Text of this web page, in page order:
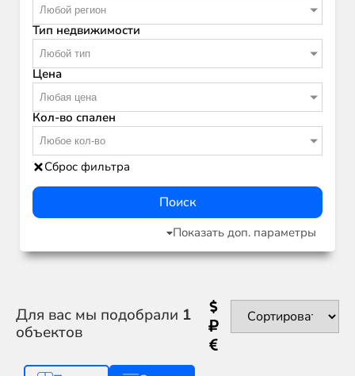
Любой регион
Тип недвижимости
Любой тип
Цена
Любая цена
Кол-во спален
Любое кол-во
Сброс фильтра
Поиск
Показать доп. параметры
Для вас мы подобрали 1
объектов